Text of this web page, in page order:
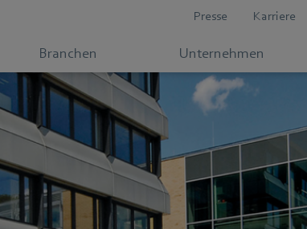
Presse Karriere
Branchen Unternehmen